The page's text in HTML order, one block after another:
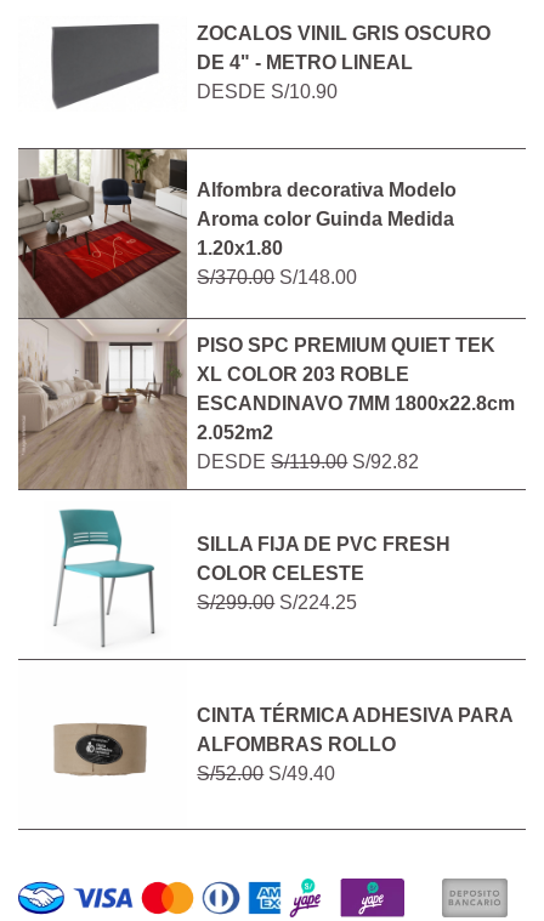
ZOCALOS VINIL GRIS OSCURO
DE 4" - METRO LINEAL
DESDE S/10.90
Alfombra decorativa Modelo
Aroma color Guinda Medida
1.20x1.80
S/370.00S/148.00
PISO SPC PREMIUM QUIET TEK
XL COLOR 203 ROBLE
ESCANDINAVO 7MM 1800x22.8cm
2.052m2
DESDES/119.00S/92.82
SILLA FIJA DE PVC FRESH
COLOR CELESTE
S/299.00S/224.25
CINTA TÉRMICA ADHESIVA PARA
ALFOMBRAS ROLLO
S/52.00S/49.40